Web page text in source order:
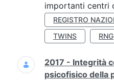
importanti centri
REGISTRO
TWINS
RNG
2017 - Integrità
psicofisico della